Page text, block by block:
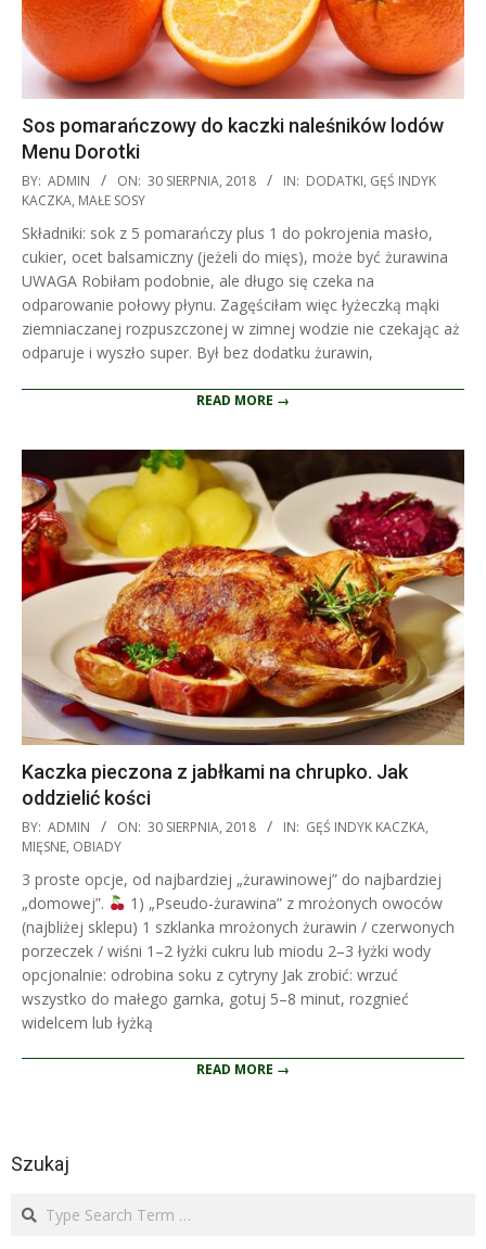
Sos pomarańczowy do kaczki naleśników lodów
Menu Dorotki
2018-
08-
30
BY: ADMIN ON: 30 SIERPNIA, 2018 IN: DODATKI, GĘŚ INDYK
KACZKA, MAŁE SOSY
Składniki: sok z 5 pomarańczy plus 1 do pokrojenia masło,
cukier, ocet balsamiczny (jeżeli do mięs), może być żurawina
UWAGA Robiłam podobnie, ale długo się czeka na
odparowanie połowy płynu. Zagęściłam więc łyżeczką mąki
ziemniaczanej rozpuszczonej w zimnej wodzie nie czekając aż
odparuje i wyszło super. Był bez dodatku żurawin,
READ MORE →
Kaczka pieczona z jabłkami na chrupko. Jak
oddzielić kości
2018-
08-
BY: ADMIN ON: 30 SIERPNIA, 2018 IN: GĘŚ INDYK KACZKA,
MIĘSNE, OBIADY
3 proste opcje, od najbardziej „żurawinowej” do najbardziej
„domowej”.
1) „Pseudo-żurawina” z mrożonych owoców
(najbliżej sklepu) 1 szklanka mrożonych żurawin / czerwonych
porzeczek / wiśni 1–2 łyżki cukru lub miodu 2–3 łyżki wody
opcjonalnie: odrobina soku z cytryny Jak zrobić: wrzuć
wszystko do małego garnka, gotuj 5–8 minut, rozgnieć
widelcem lub łyżką
READ MORE →
Szukaj
Search